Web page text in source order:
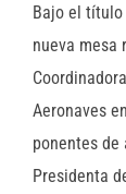
Bajo el título
nueva mesa
Aeronaves
ponentes de
Presidenta